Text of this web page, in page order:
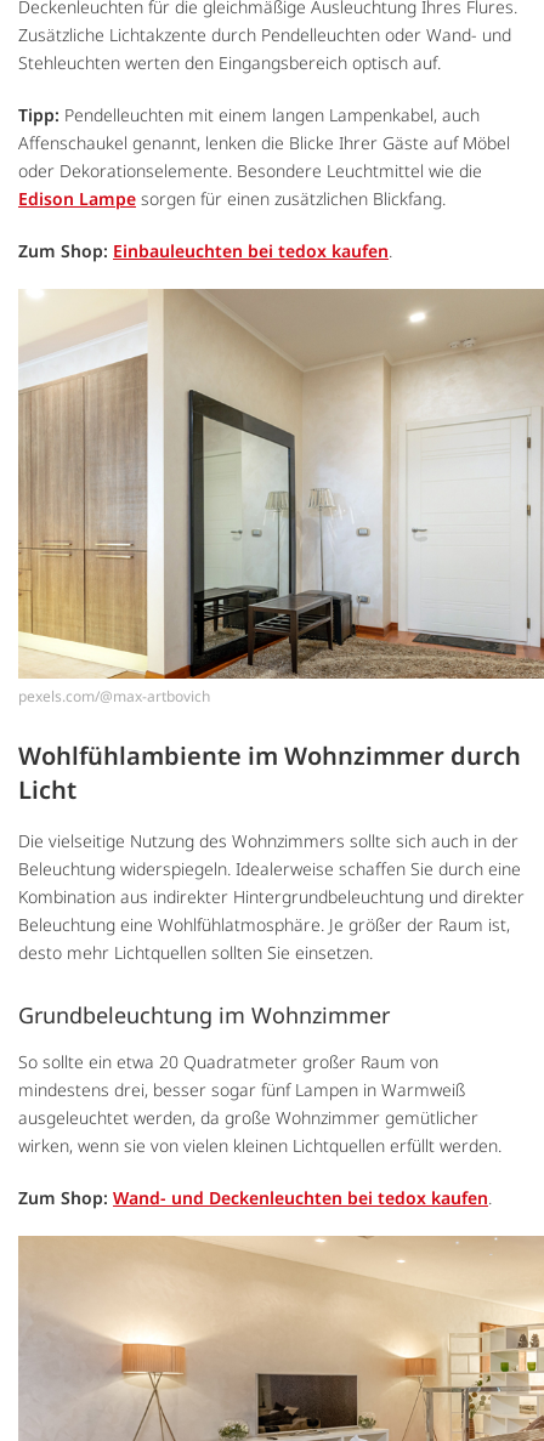
Deckenleuchten für die gleichmäßige Ausleuchtung Ihres Flures.
Zusätzliche Lichtakzente durch Pendelleuchten oder Wand- und
Stehleuchten werten den Eingangsbereich optisch auf.
Tipp: Pendelleuchten mit einem langen Lampenkabel, auch
Affenschaukel genannt, lenken die Blicke Ihrer Gäste auf Möbel
oder Dekorationselemente. Besondere Leuchtmittel wie die
Edison Lampe sorgen für einen zusätzlichen Blickfang.
Zum Shop: Einbauleuchten bei tedox kaufen.
pexels.com/@max-artbovich
Wohlfühlambiente im Wohnzimmer durch
Licht
Die vielseitige Nutzung des Wohnzimmers sollte sich auch in der
Beleuchtung widerspiegeln. Idealerweise schaffen Sie durch eine
Kombination aus indirekter Hintergrundbeleuchtung und direkter
Beleuchtung eine Wohlfühlatmosphäre. Je größer der Raum ist,
desto mehr Lichtquellen sollten Sie einsetzen.
Grundbeleuchtung im Wohnzimmer
So sollte ein etwa 20 Quadratmeter großer Raum von
mindestens drei, besser sogar fünf Lampen in Warmweiß
ausgeleuchtet werden, da große Wohnzimmer gemütlicher
wirken, wenn sie von vielen kleinen Lichtquellen erfüllt werden.
Zum Shop: Wand- und Deckenleuchten bei tedox kaufen.